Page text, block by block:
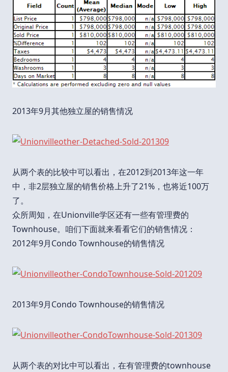
2013年9月其他独立屋的销售情况
从两个表的比较中可以看出，在2012到2013年这一年
中，非2层独立屋的销售价格上升了21%，也将近100万
了。
众所周知，在Unionville学区还有一些有管理费的
Townhouse。咱们下面就来看看它们的销售情况：
2012年9月Condo Townhouse的销售情况
2013年9月Condo Townhouse的销售情况
从两个表的对比中可以看出，在有管理费的townhouse